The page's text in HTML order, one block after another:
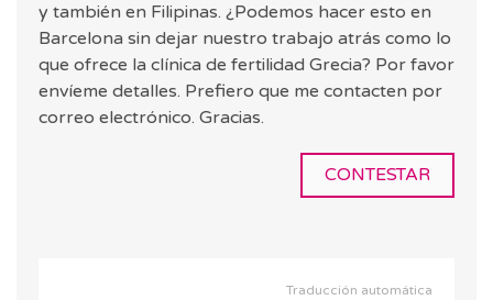
y también en Filipinas. ¿Podemos hacer esto en
Barcelona sin dejar nuestro trabajo atrás como lo
que ofrece la clínica de fertilidad Grecia? Por favor
envíeme detalles. Prefiero que me contacten por
correo electrónico. Gracias.
CONTESTAR
Traducción automática